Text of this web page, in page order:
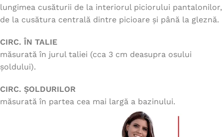
lungimea cusăturii de la interiorul piciorului pantalonilor,
de la cusătura centrală dintre picioare și până la gleznă.
CIRC. ÎN TALIE
măsurată în jurul taliei (cca 3 cm deasupra osului
șoldului).
CIRC. ȘOLDURILOR
măsurată în partea cea mai largă a bazinului.